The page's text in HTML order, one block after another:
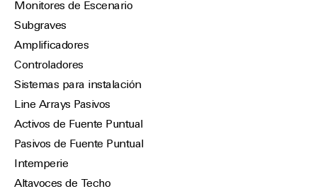
Monitores de Escenario
Subgraves
Amplificadores
Controladores
Sistemas para instalación
Line Arrays Pasivos
Activos de Fuente Puntual
Pasivos de Fuente Puntual
Intemperie
Altavoces de Techo